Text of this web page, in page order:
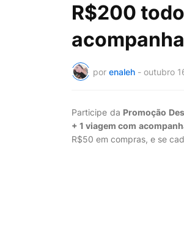
R$200
por enaleh - outubro
Participe da Promoção
+ 1 viagem com
R$50 em compras, e se